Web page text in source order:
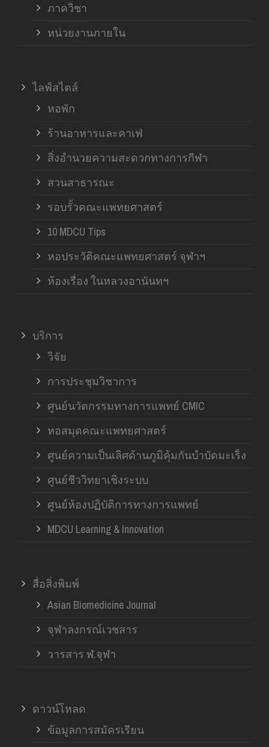
ภาควิชา
หน่วยงานภายใน
ไลฟ์สไตล์
หอพัก
ร้านอาหารและคาเฟ่
สิ่งอำนวยความสะดวกทางการกีฬา
สวนสาธารณะ
รอบรั้วคณะแพทยศาสตร์
10 MDCU Tips
หอประวัติคณะแพทยศาสตร์ จุฬาฯ
ห้องเรื่อง ในหลวงอานันทฯ
บริการ
วิจัย
การประชุมวิชาการ
ศูนย์นวัตกรรมทางการแพทย์ CMIC
หอสมุดคณะแพทยศาสตร์
ศูนย์ความเป็นเลิศด้านภูมิคุ้มกันบำบัดมะเร็ง
ศูนย์ชีววิทยาเชิงระบบ
ศูนย์ห้องปฏิบัติการทางการแพทย์
MDCU Learning & Innovation
สื่อสิ่งพิมพ์
Asian Biomedicine Journal
จุฬาลงกรณ์เวชสาร
วารสาร ฬ.จุฬา
ดาวน์โหลด
ข้อมูลการสมัครเรียน